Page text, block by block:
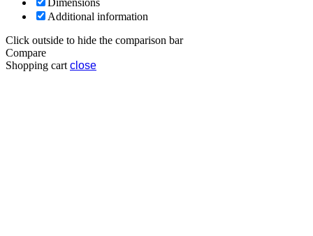
Dimensions
Additional information
Click outside to hide the comparison bar
Compare
Shopping cart close